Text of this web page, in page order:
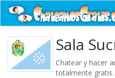
Sala
Chatear y hacer
totalmente gratis.